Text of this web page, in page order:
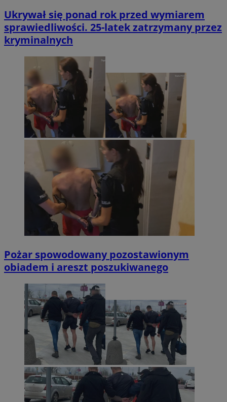
Ukrywał się ponad rok przed wymiarem
sprawiedliwości. 25-latek zatrzymany przez
kryminalnych
Pożar spowodowany pozostawionym
obiadem i areszt poszukiwanego